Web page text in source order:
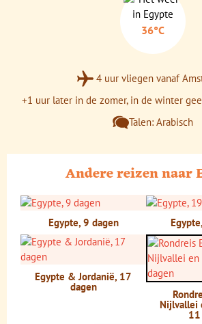
snorkelend te verkennen. In Caïro kun je
tower bezoeken; vanaf de bovenste
een adembenemend uitzicht over de
studentenkaart (ISIC studentenkaart)
krijg je op sommige excursies 50%
36°C
4 uur vliegen vanaf
+1 uur later in de zomer, in de winter
Talen: Arabisch
Andere reizen naar
Egypte, 9 dagen
Egypte & Jordanië, 17
dagen
Nijlvallei